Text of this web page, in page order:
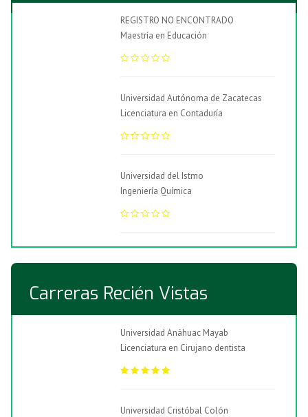
REGISTRO NO ENCONTRADO
Maestría en Educación
Universidad Autónoma de Zacatecas
Licenciatura en Contaduría
Universidad del Istmo
Ingeniería Química
Carreras Recién Vistas
Universidad Anáhuac Mayab
Licenciatura en Cirujano dentista
Universidad Cristóbal Colón